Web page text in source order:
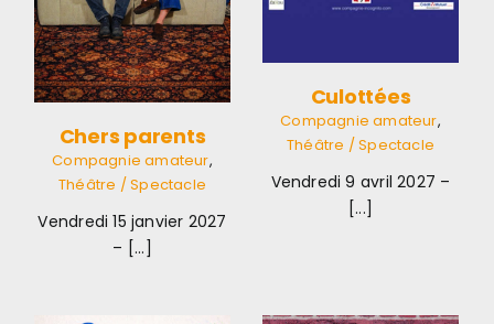
Chers parents
Compagnie amateur,
Théâtre / Spectacle
Vendredi 15 janvier 2027
– [...]
Spectacle
Culottées
Compagnie amateur,
Théâtre / Spectacle
Vendredi 9 avril 2027 –
[...]